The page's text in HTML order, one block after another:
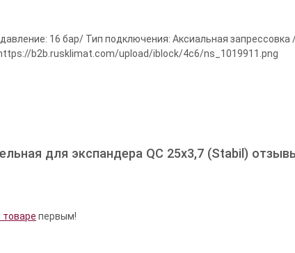
16 бар/ Тип подключения: Аксиальная запрессовка
b2b.rusklimat.com/upload/iblock/4c6/ns_1019911.png
для экспандера QC 25х3,7 (Stabil)
товаре первым!